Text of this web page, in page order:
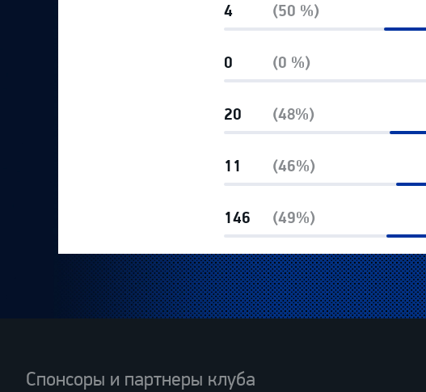
4
(50 %)
50%
0
(0 %)
20
(48%)
48%
11
(46%)
46%
146
(49%)
49%
Спонсоры и партнеры клуба